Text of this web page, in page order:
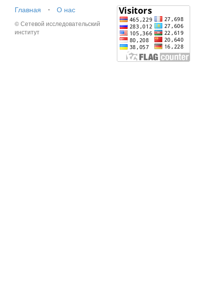
Главная
⋅ О нас
© Сетевой исследовательский
институт